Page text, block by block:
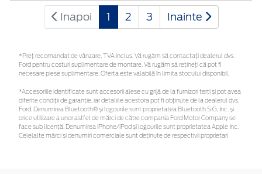
Inapoi 1 2 3 Inainte
*Preţ recomandat de vânzare, TVA inclus. Vă rugăm să contactaţi dealerul dvs.
Ford pentru costuri suplimentare de montare. Vă rugăm să rețineți că pot fi
necesare piese suplimentare. Oferta este valabilă în limita stocului disponibil.
*Accesoriile identificate sunt accesorii alese cu grijă de la furnizori terți și pot avea
diferite condiții de garanție, iar detaliile acestora pot fi obținute de la dealerul dvs.
Ford. Denumirea Bluetooth® și logourile sunt proprietatea Bluetooth SIG, Inc. și
orice utilizare a unor astfel de mărci de către compania Ford Motor Company se
face sub licență. Denumirea iPhone/iPod și logourile sunt proprietatea Apple Inc.
Celelalte mărci și denumiri comerciale sunt deținute de respectivii proprietari